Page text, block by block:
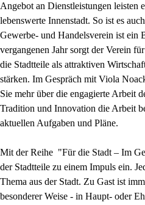
Angebot an Dienstleistungen leisten
lebenswerte Innenstadt. So ist es
Gewerbe- und Handelsverein ist ein
vergangenen Jahr sorgt der Verein
die Stadtteile als attraktiven
stärken. Im Gespräch mit Viola
Sie mehr über die engagierte Arbeit
Tradition und Innovation die Arbeit
aktuellen Aufgaben und Pläne.
Mit der Reihe "Für die Stadt – Im
der Stadtteile zu einem Impuls ein.
Thema aus der Stadt. Zu Gast ist
besonderer Weise - in Haupt- oder